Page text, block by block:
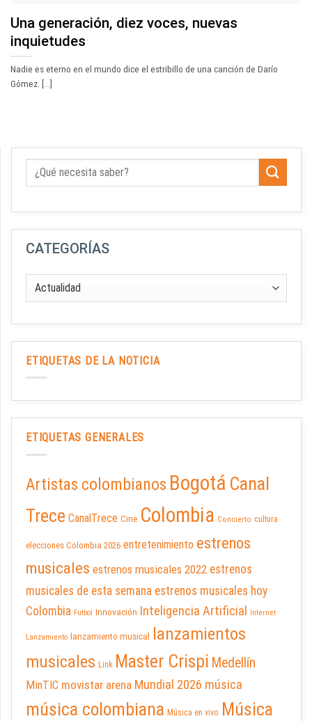
Una generación, diez voces, nuevas
inquietudes
Nadie es eterno en el mundo dice el estribillo de una canción de Darío
Gómez. [...]
CATEGORÍAS
ETIQUETAS DE LA NOTICIA
ETIQUETAS GENERALES
Artistas colombianos Bogotá Canal
Trece CanalTrece Cine Colombia Concierto cultura
elecciones Colombia 2026 entretenimiento estrenos
musicales estrenos musicales 2022 estrenos
musicales de esta semana estrenos musicales hoy
Colombia Futbol Innovación Inteligencia Artificial Internet
Lanzamiento lanzamiento musical
lanzamientos
musicales Link Master Crispi Medellín
MinTIC movistar arena Mundial 2026 música
música colombiana Música en vivo Música